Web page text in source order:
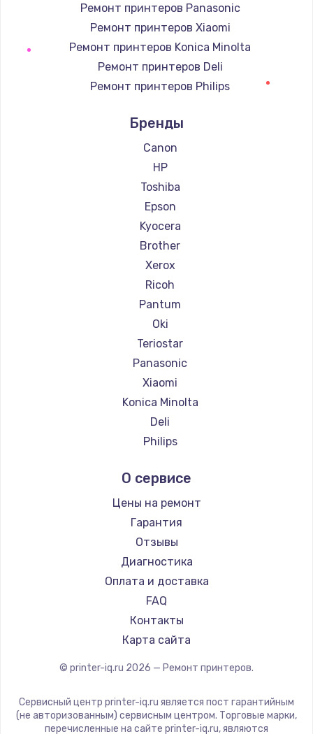
Замена аккумулятора
620 руб.
Заказать
Замена шим-контроллера
Заказать
Ремонт принтеров Panasonic
Ремонт принтеров Xiaomi
Ремонт принтеров Konica Minolta
Ремонт принтеров Deli
Ремонт принтеров Philips
Ремонт принтеров Kodak
Ремонт принтеров Lexmark
Ремонт принтеров Sharp
Ремонт принтеров TSC
Ремонт принтеров Godex
Бренды
Canon
HP
Toshiba
Epson
Kyocera
Brother
Xerox
Ricoh
Pantum
Oki
Teriostar
Panasonic
Xiaomi
Konica Minolta
Deli
Philips
Kodak
Lexmark
Sharp
TSC
Godex
О сервисе
Цены на ремонт
Гарантия
Отзывы
Диагностика
Оплата и доставка
FAQ
Контакты
Карта сайта
© printer-iq.ru 2026 — Ремонт принтеров.
Сервисный центр printer-iq.ru является пост гарантийным
(не авторизованным) сервисным центром. Торговые марки,
перечисленные на сайте printer-iq.ru, являются